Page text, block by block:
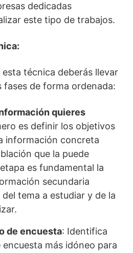
dedicadas
este tipo de trabajos.
técnica deberás llevar
fases de forma ordenada:
quieres
es definir los objetivos
información concreta
que la puede
es fundamental la
secundaria
tema a estudiar y de la
de encuesta: Identifica
encuesta más idóneo para